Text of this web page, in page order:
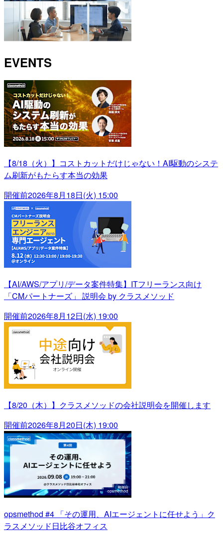
EVENTS
【8/18（火）】コストカットだけじゃない！AI駆動のシステ
ム刷新がもたらす本当の効果
開催前2026年8月18日(火) 15:00
【AI/AWS/アプリ/データ案件特集】ITフリーランス向け
「CMパートナーズ」 説明会 by クラスメソッド
開催前2026年8月12日(水) 19:00
【8/20（木）】クラスメソッドの会社説明会を開催します
開催前2026年8月20日(木) 19:00
opsmethod #4 「その運用、AIエージェントに任せよう」ク
ラスメソッド日比谷オフィス